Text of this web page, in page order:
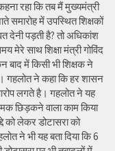
रहा कि तब मैं मुख्यमंत्री
समारोह में उपस्थित शिक्षकों
देनी पड़ती है? तो अधिकांश
मेरे साथ शिक्षा मंत्री गोविंद
बाद में किसी भी शिक्षक ने
गहलोत ने कहा कि हर शासन
लगते है। गहलोत ने यह
छिड़कने वाला काम किया
लेकर डोटासरा को
ने भी यह बता दिया कि 6